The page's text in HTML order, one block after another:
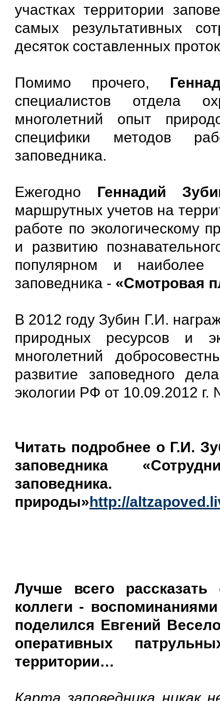
участках территории
самых результативных
десяток составленных
Помимо прочего,
специалистов отдела
многолетний опыт
специфики методов
заповедника.
Ежегодно Геннадий
маршрутных учетов на
работе по экологическому
и развитию
популярном и наиболее
заповедника - «Смотровая
В 2012 году Зубин Г.И.
природных ресурсов и
многолетний
развитие заповедного
экологии РФ от 10.09.2012
Читать подробнее о Г.И.
заповедника
природы»http://
Лучше всего
коллеги -
поделился Евгений
оперативных
территории…
Карта заповедника никак